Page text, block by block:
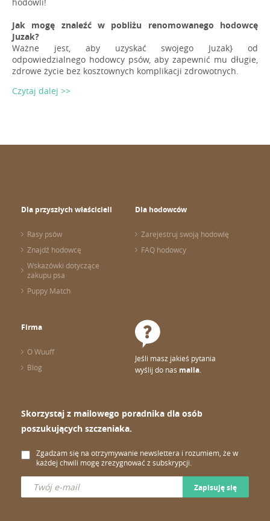
hodowli!
Jak mogę znaleźć w pobliżu renomowanego hodowcę
Juzak?
Ważne jest, aby uzyskać swojego Juzak} od
odpowiedzialnego hodowcy psów, aby zapewnić mu długie,
zdrowe życie bez kosztownych komplikacji zdrowotnych.
Czytaj dalej >>
Dla przyszłych właścicieli
Rasy psów
Znajdź hodowcę
Wskazówki dotyczące
zakupu psa
Puppy Match
Dla hodowców
Zarejestruj swoją hodowlę
FAQ hodowcy
Firma
O Wuuff
Blog
Jeśli masz jakieś pytania
wyślij do nas maila.
Skorzystaj z mailowego poradnika dla osób
poszukujących szczeniaka.
Zgadzam się na otrzymywanie newslettera i rozumiem, że w
każdej chwili mogę zrezygnować z subskrypcji.
Zapisuję się